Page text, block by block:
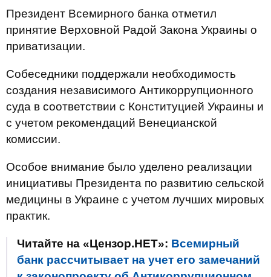
Президент Всемирного банка отметил
принятие Верховной Радой Закона Украины о
приватизации.
Собеседники поддержали необходимость
создания независимого Антикоррупционного
суда в соответствии с Конституцией Украины и
с учетом рекомендаций Венецианской
комиссии.
Особое внимание было уделено реализации
инициативы Президента по развитию сельской
медицины в Украине с учетом лучших мировых
практик.
Читайте на «Цензор.НЕТ»: Всемирный
банк рассчитывает на учет его замечаний